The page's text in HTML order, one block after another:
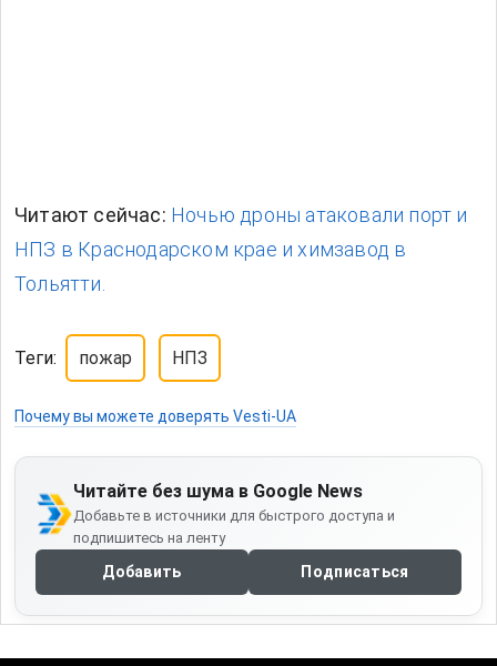
Читают сейчас: Ночью дроны атаковали порт и
НПЗ в Краснодарском крае и химзавод в
Тольятти.
Теги: пожар НПЗ
Почему вы можете доверять Vesti-UA
Читайте без шума в Google News
Добавьте в источники для быстрого доступа и
подпишитесь на ленту
Добавить Подписаться